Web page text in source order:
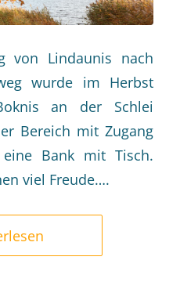
von Lindaunis nach
wurde im Herbst
an der Schlei
Bereich mit Zugang
Bank mit Tisch.
viel Freude….